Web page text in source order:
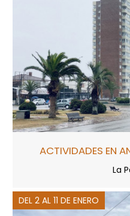
ACTIVIDADES EN
La
DEL 2 AL 11 DE ENERO